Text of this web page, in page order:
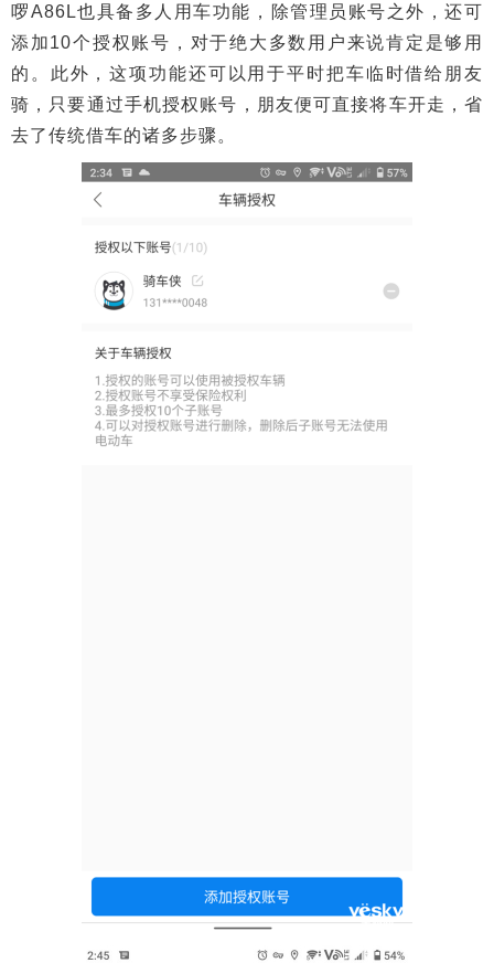
啰A86L也具备多人用车功能，除管理员账号之外，还可
添加10个授权账号，对于绝大多数用户来说肯定是够用
的。此外，这项功能还可以用于平时把车临时借给朋友
骑，只要通过手机授权账号，朋友便可直接将车开走，省
去了传统借车的诸多步骤。